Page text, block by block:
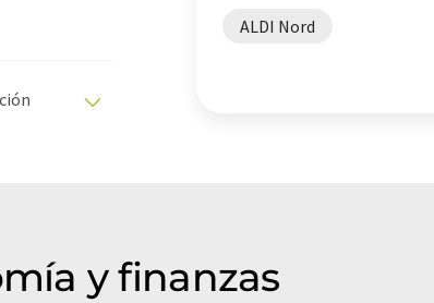
ALDI Nord
y finanzas